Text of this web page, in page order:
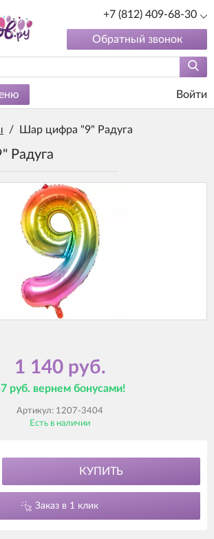
+7 (812) 409-68-30
Обратный звонок
Войти
/ Шар цифра "9" Радуга
Радуга
1 140 руб.
руб. вернем бонусами!
Артикул: 1207-3404
Есть в наличии
КУПИТЬ
Заказ в 1 клик